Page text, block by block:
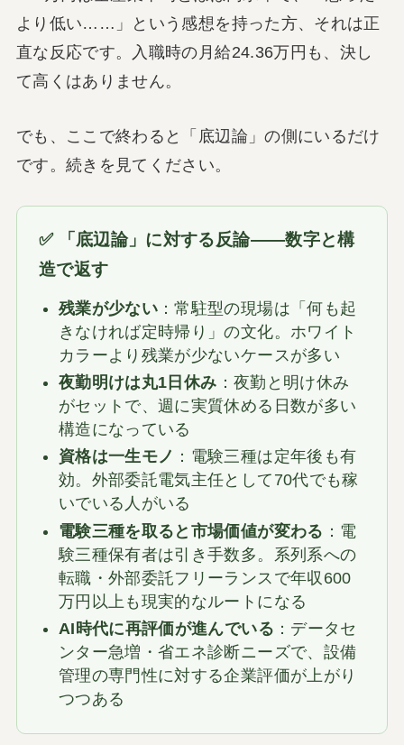
より低い……」という感想を持った方、それは正
直な反応です。入職時の月給24.36万円も、決し
て高くはありません。
でも、ここで終わると「底辺論」の側にいるだけ
です。続きを見てください。
✅ 「底辺論」に対する反論——数字と構
造で返す
残業が少ない ：常駐型の現場は「何も起
きなければ定時帰り」の文化。ホワイト
カラーより残業が少ないケースが多い
夜勤明けは丸1日休み ：夜勤と明け休み
がセットで、週に実質休める日数が多い
構造になっている
資格は一生モノ ：電験三種は定年後も有
効。外部委託電気主任として70代でも稼
いでいる人がいる
電験三種を取ると市場価値が変わる ：電
験三種保有者は引き手数多。系列系への
転職・外部委託フリーランスで年収600
万円以上も現実的なルートになる
AI時代に再評価が進んでいる ：データセ
ンター急増・省エネ診断ニーズで、設備
管理の専門性に対する企業評価が上がり
つつある